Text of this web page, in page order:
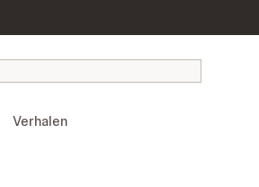
Verhalen